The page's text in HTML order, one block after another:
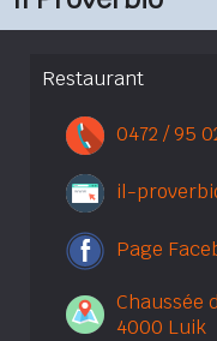
Restaurant
0472 / 95
il-
Page
Chaussée
4000 Luik